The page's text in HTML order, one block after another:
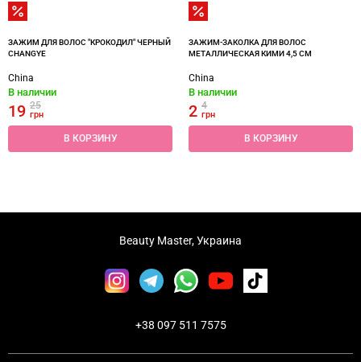
ЗАЖИМ ДЛЯ ВОЛОС "КРОКОДИЛ" ЧЕРНЫЙ
CHANGYE
China
В наличии
19 25
грн
В КОРЗИНУ
ЗАЖИМ-ЗАКОЛКА ДЛЯ ВОЛОС
МЕТАЛЛИЧЕСКАЯ КИМИ 4,5 СМ
China
В наличии
2 4
грн
В КОРЗИНУ
Beauty Master, Украина
+38 097 511 7575